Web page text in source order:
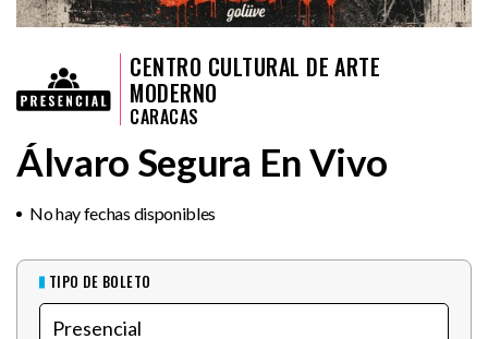
CENTRO CULTURAL DE ARTE
MODERNO
CARACAS
Álvaro Segura En Vivo
No hay fechas disponibles
TIPO DE BOLETO